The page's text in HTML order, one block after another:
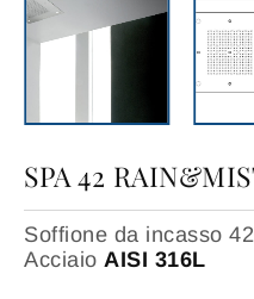
SPA 42
Soffione da incasso
Acciaio AISI 316L